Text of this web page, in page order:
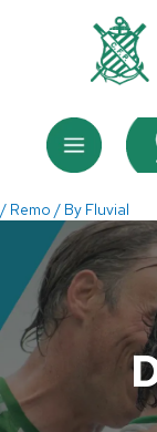
Menu
/ Remo / By Fluvial